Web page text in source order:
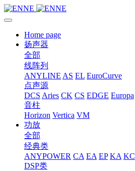
Home page
扬声器
全部
线阵列
ANYLINE AS EL EuroCurve
点声源
DCS Aries CK CS EDGE Europa
音柱
Horizon Vertica VM
功放
全部
经典类
ANYPOWER CA EA EP KA KC
DSP类